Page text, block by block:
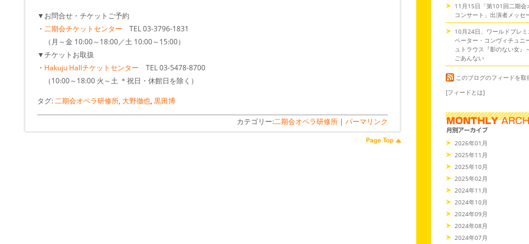
▼お問合せ・チケットご予約
・ 二期会チケットセンター TEL 03-3796-1831
（月～金 10:00～18:00／土 10:00～15:00）
▼チケットお取扱
・ Hakuju Hallチケットセンター TEL 03-5478-8700
（10:00～18:00 火～土 ＊祝日・休館日を除く）
タグ:二期会オペラ研修所, 大野徹也, 黒田博
カテゴリー:二期会オペラ研修所 | パーマリンク
11月15日「第101回二期会
コンサート」出演者メッセ
10月24日、ワールドプレ
ペーター・コンヴィチュニ
ュトラウス『影のない女』
ごあんない
このブログのフィードを取
[フィードとは]
2026年01月
2025年11月
2025年10月
2025年02月
2024年11月
2024年10月
2024年09月
2024年08月
2024年07月